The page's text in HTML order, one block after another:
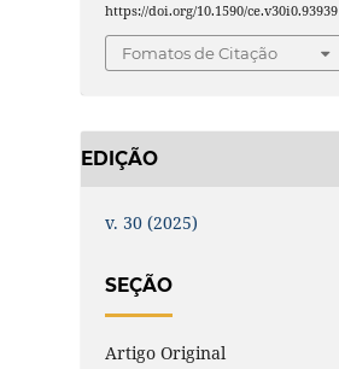
https://doi.org/10.1590/ce.v30i0.93939
Fomatos de Citação
EDIÇÃO
v. 30 (2025)
SEÇÃO
Artigo Original